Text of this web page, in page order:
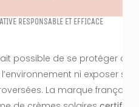
RESPONSABLE ET EFFICACE
possible de se protéger du
ni exposer sa
La marque française